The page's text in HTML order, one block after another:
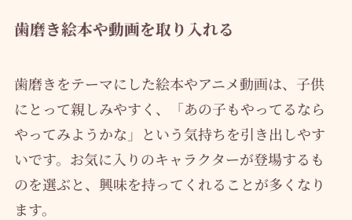
歯磨き絵本や動画を取り入れる
歯磨きをテーマにした絵本やアニメ動画は、子供
にとって親しみやすく、「あの子もやってるなら
やってみようかな」という気持ちを引き出しやす
いです。お気に入りのキャラクターが登場するも
のを選ぶと、興味を持ってくれることが多くなり
ます。